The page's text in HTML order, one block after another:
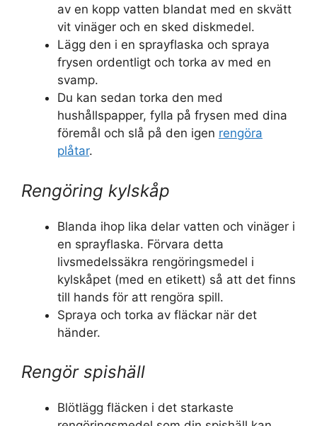
av en kopp vatten blandat med en skvätt
vit vinäger och en sked diskmedel.
Lägg den i en sprayflaska och spraya
frysen ordentligt och torka av med en
svamp.
Du kan sedan torka den med
hushållspapper, fylla på frysen med dina
föremål och slå på den igen rengöra
plåtar.
Rengöring kylskåp
Blanda ihop lika delar vatten och vinäger i
en sprayflaska. Förvara detta
livsmedelssäkra rengöringsmedel i
kylskåpet (med en etikett) så att det finns
till hands för att rengöra spill.
Spraya och torka av fläckar när det
händer.
Rengör spishäll
Blötlägg fläcken i det starkaste